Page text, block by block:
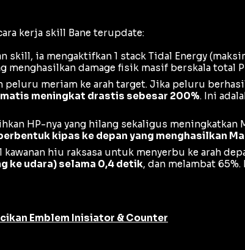
kerja skill Bane terupdate:
skill, ia mengaktifkan 1 stack Tidal Energy
menghasilkan damage fisik masif berskala total
peluru meriam ke arah target. Jika peluru
meningkat drastis sebesar 200%. Ini
HP-nya yang hilang sekaligus meningkatkan
kipas ke depan yang menghasilkan
kawanan hiu raksasa untuk menyerbu ke arah
ke udara) selama 0,4 detik, dan melambat 65%.
Emblem Inisiator & Counter